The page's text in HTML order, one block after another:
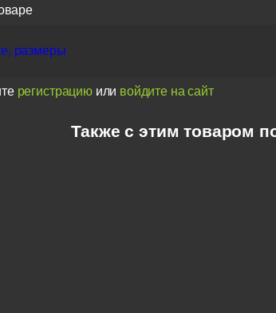
размеры
регистрациюили войдите на сайт
Также с этим товаром